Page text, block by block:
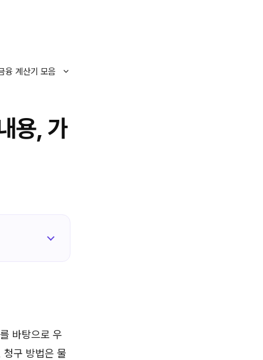
융 계산기 모음
용, 가
바탕으로 우
청구 방법은 물